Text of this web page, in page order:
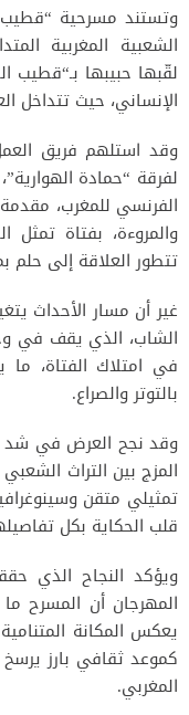
وتستند مسرحية “قطيب
الشعبية المغربية
لقّبها حبيبها بـ“قطيب
الإنساني، حيث تتداخل
وقد استلهم فريق
لفرقة “حمادة
الفرنسي للمغرب،
والمروءة، بفتاة تمثل
تتطور العلاقة إلى
غير أن مسار الأحداث
الشاب، الذي يقف في
في امتلاك الفتاة، ما
بالتوتر والصراع.
وقد نجح العرض في شد
المزج بين التراث
تمثيلي متقن
قلب الحكاية بكل
ويؤكد النجاح الذي
المهرجان أن المسرح
يعكس المكانة
كموعد ثقافي بارز يرسخ
المغربي.